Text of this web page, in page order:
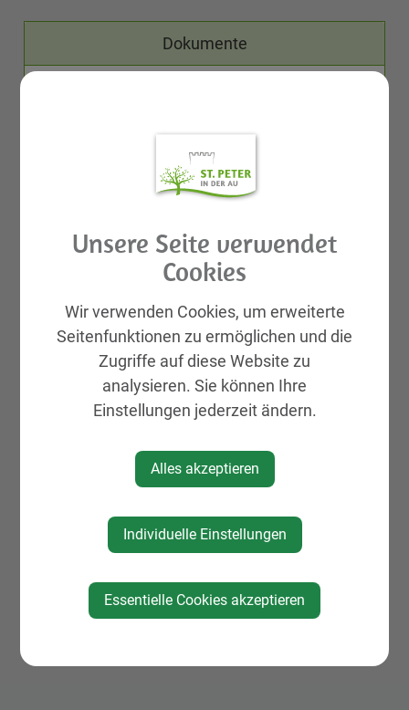
Dokumente
Veranstalter
Kulturabteilung NÖ, Kulturreferat
Karten
Erwachsene: € 28,-
Schüler bis 16 Jahre: € 12,-
sowie bei ADEG Kaubeck sowie im Online-
Verkauf erhältlich.
ntry.at/carlzellerserenade_2026
Unsere Seite verwendet
Cookies
Wir verwenden Cookies, um erweiterte
Seitenfunktionen zu ermöglichen und die
Zugriffe auf diese Website zu
analysieren. Sie können Ihre
Einstellungen jederzeit ändern.
Alles akzeptieren
Individuelle Einstellungen
Essentielle Cookies akzeptieren